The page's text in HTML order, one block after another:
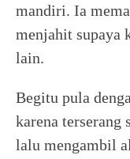
mandiri. Ia
menjahit supaya
lain.
Begitu pula
karena terserang
lalu mengambil